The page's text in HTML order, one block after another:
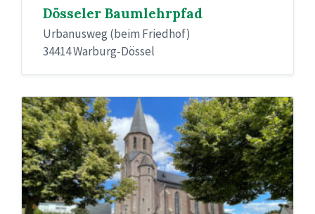
Dösseler Baumlehrpfad
Urbanusweg (beim Friedhof)
34414 Warburg-Dössel